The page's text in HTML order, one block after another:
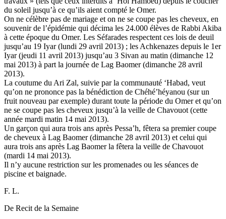
du soleil jusqu’à ce qu’ils aient compté le Omer.
On ne célèbre pas de mariage et on ne se coupe pas les cheveux, en
souvenir de l’épidémie qui décima les 24.000 élèves de Rabbi Akiba
à cette époque du Omer. Les Séfarades respectent ces lois de deuil
jusqu’au 19 Iyar (lundi 29 avril 2013) ; les Achkenazes depuis le 1er
Iyar (jeudi 11 avril 2013) jusqu’au 3 Sivan au matin (dimanche 12
mai 2013) à part la journée de Lag Baomer (dimanche 28 avril
2013).
La coutume du Ari Zal, suivie par la communauté ‘Habad, veut
qu’on ne prononce pas la bénédiction de Chéhé’héyanou (sur un
fruit nouveau par exemple) durant toute la période du Omer et qu’on
ne se coupe pas les cheveux jusqu’à la veille de Chavouot (cette
année mardi matin 14 mai 2013).
Un garçon qui aura trois ans après Pessa’h, fêtera sa premier coupe
de cheveux à Lag Baomer (dimanche 28 avril 2013) et celui qui
aura trois ans après Lag Baomer la fêtera la veille de Chavouot
(mardi 14 mai 2013).
Il n’y aucune restriction sur les promenades ou les séances de
piscine et baignade.
F. L.
De Recit de la Semaine